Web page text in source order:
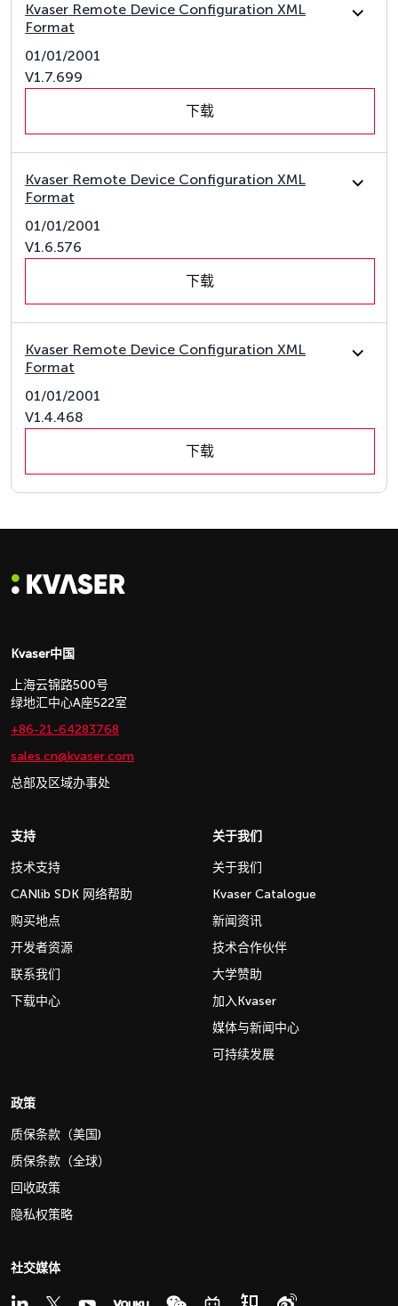
Kvaser Remote Device Configuration XML
Format
01/01/2001
V1.7.699
下载
Kvaser Remote Device Configuration XML
Format
01/01/2001
V1.6.576
下载
Kvaser Remote Device Configuration XML
Format
01/01/2001
V1.4.468
下载
Kvaser中国
上海云锦路500号
绿地汇中心A座522室
+86-21-64283768
sales.cn@kvaser.com
总部及区域办事处
支持
技术支持
CANlib SDK 网络帮助
购买地点
开发者资源
联系我们
下载中心
关于我们
关于我们
Kvaser Catalogue
新闻资讯
技术合作伙伴
大学赞助
加入Kvaser
媒体与新闻中心
可持续发展
政策
质保条款（美国)
质保条款（全球）
回收政策
隐私权策略
社交媒体